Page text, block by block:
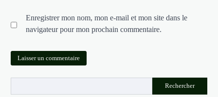
Enregistrer mon nom, mon e-mail et mon site dans le
navigateur pour mon prochain commentaire.
Rechercher